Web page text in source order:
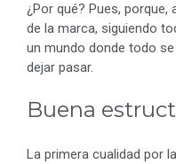
¿Por qué? Pues, porque,
de la marca, siguiendo
un mundo donde todo
dejar pasar.
Buena
La primera cualidad por